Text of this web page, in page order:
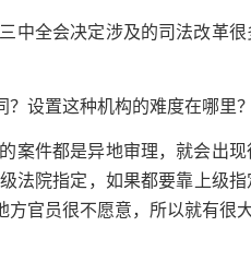
中全会决定涉及的司法改革
设置这种机构的难度在哪里？
案件都是异地审理，就会出
法院指定，如果都要靠上级
官员很不愿意，所以就有很大